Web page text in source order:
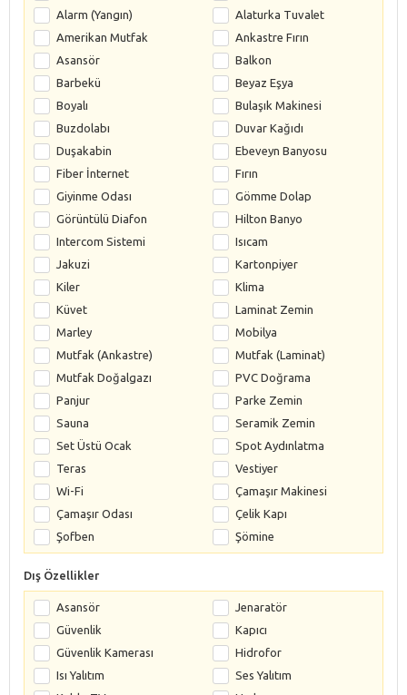
Alarm (Yangın)
Alaturka Tuvalet
Amerikan Mutfak
Ankastre Fırın
Asansör
Balkon
Barbekü
Beyaz Eşya
Boyalı
Bulaşık Makinesi
Buzdolabı
Duvar Kağıdı
Duşakabin
Ebeveyn Banyosu
Fiber İnternet
Fırın
Giyinme Odası
Gömme Dolap
Görüntülü Diafon
Hilton Banyo
Intercom Sistemi
Isıcam
Jakuzi
Kartonpiyer
Kiler
Klima
Küvet
Laminat Zemin
Marley
Mobilya
Mutfak (Ankastre)
Mutfak (Laminat)
Mutfak Doğalgazı
PVC Doğrama
Panjur
Parke Zemin
Sauna
Seramik Zemin
Set Üstü Ocak
Spot Aydınlatma
Teras
Vestiyer
Wi-Fi
Çamaşır Makinesi
Çamaşır Odası
Çelik Kapı
Şofben
Şömine
Dış Özellikler
Asansör
Jenaratör
Güvenlik
Kapıcı
Güvenlik Kamerası
Hidrofor
Isı Yalıtım
Ses Yalıtım